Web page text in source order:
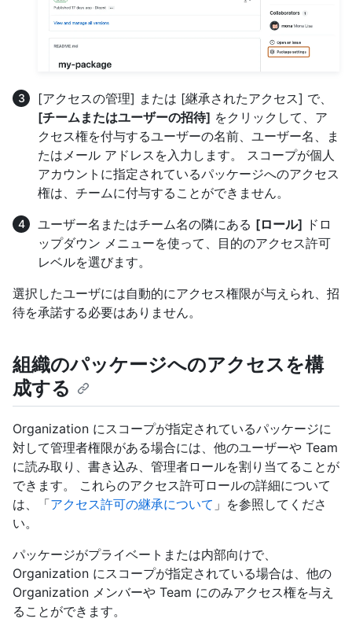
[アクセスの管理] または [継承されたアクセス] で、
[チームまたはユーザーの招待] をクリックして、ア
クセス権を付与するユーザーの名前、ユーザー名、ま
たはメール アドレスを入力します。 スコープが個人
アカウントに指定されているパッケージへのアクセス
権は、チームに付与することができません。
ユーザー名またはチーム名の隣にある [ロール] ドロ
ップダウン メニューを使って、目的のアクセス許可
レベルを選びます。
選択したユーザには自動的にアクセス権限が与えられ、招
待を承諾する必要はありません。
組織のパッケージへのアクセスを構
成する
Organization にスコープが指定されているパッケージに
対して管理者権限がある場合には、他のユーザーや Team
に読み取り、書き込み、管理者ロールを割り当てることが
できます。 これらのアクセス許可ロールの詳細について
は、「アクセス許可の継承について 」を参照してくださ
い。
パッケージがプライベートまたは内部向けで、
Organization にスコープが指定されている場合は、他の
Organization メンバーや Team にのみアクセス権を与え
ることができます。